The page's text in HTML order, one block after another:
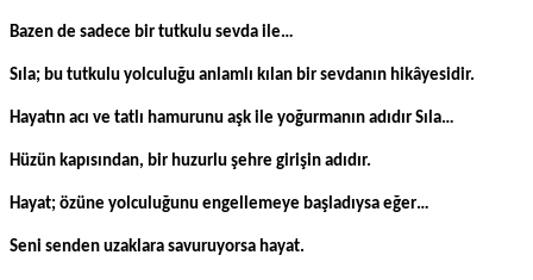
Bazen de sadece bir tutkulu sevda ile…
Sıla; bu tutkulu yolculuğu anlamlı kılan bir sevdanın hikâyesidir.
Hayatın acı ve tatlı hamurunu aşk ile yoğurmanın adıdır Sıla…
Hüzün kapısından, bir huzurlu şehre girişin adıdır.
Hayat; özüne yolculuğunu engellemeye başladıysa eğer…
Seni senden uzaklara savuruyorsa hayat.